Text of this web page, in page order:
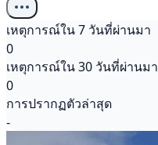
เหตุการณ์ใน 7 วันที่ผ่านมา
0
เหตุการณ์ใน 30 วันที่ผ่านมา
0
การปรากฏตัวล่าสุด
-